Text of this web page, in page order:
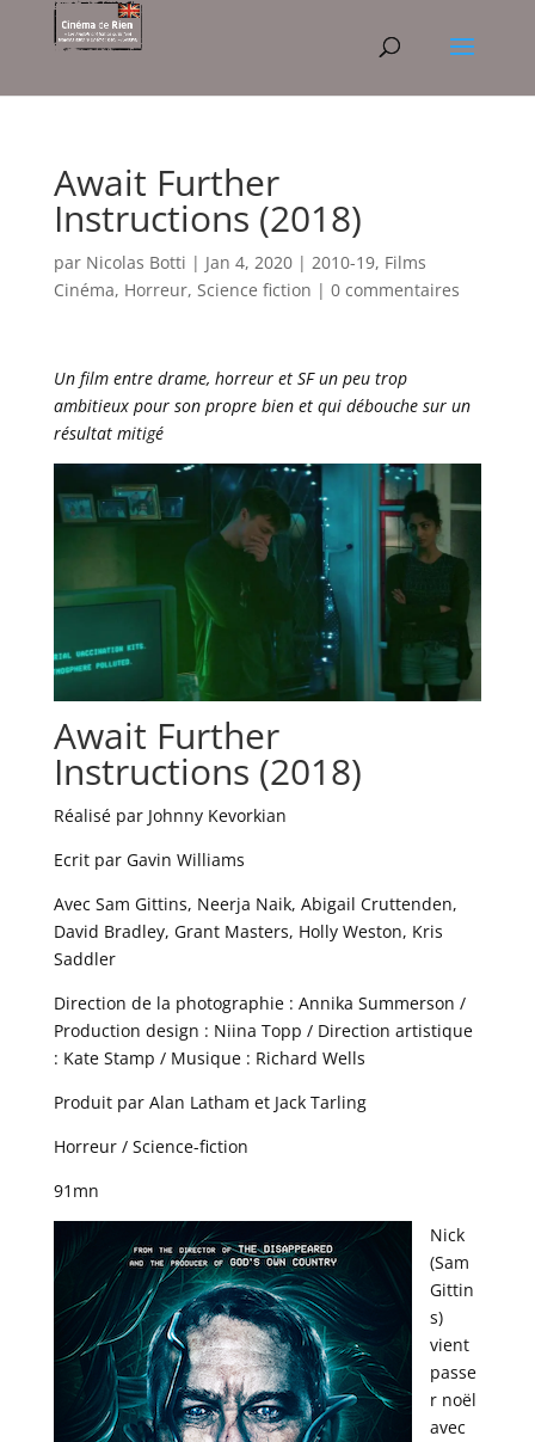
Await Further
Instructions (2018)
par Nicolas Botti | Jan 4, 2020| 2010-19, Films
Cinéma, Horreur, Science fiction | 0 commentaires
Un film entre drame, horreur et SF un peu trop
ambitieux pour son propre bien et qui débouche sur un
résultat mitigé
Await Further
Instructions (2018)
Réalisé par Johnny Kevorkian
Ecrit par Gavin Williams
Avec Sam Gittins, Neerja Naik, Abigail Cruttenden,
David Bradley, Grant Masters, Holly Weston, Kris
Saddler
Direction de la photographie : Annika Summerson /
Production design : Niina Topp / Direction artistique
: Kate Stamp / Musique : Richard Wells
Produit par Alan Latham et Jack Tarling
Horreur / Science-fiction
91mn
Nick
(Sam
Gittin
s)
vient
passe
r noël
avec